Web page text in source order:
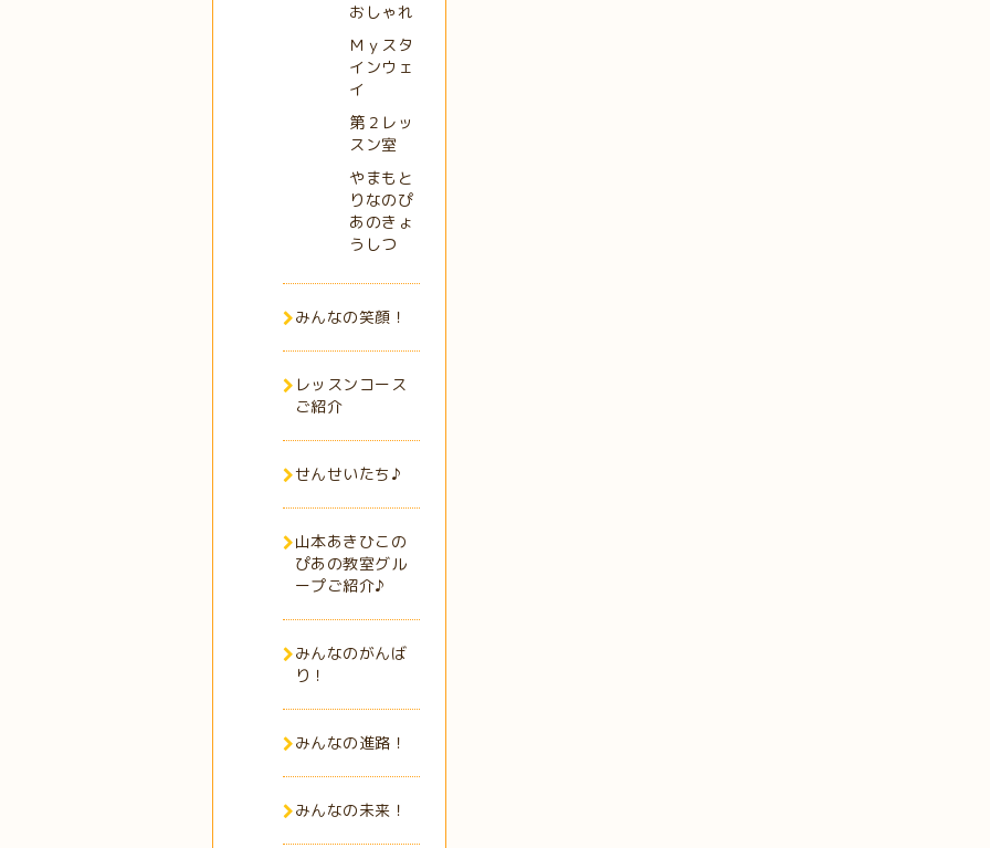
おしゃれ
Ｍｙスタ
インウェ
イ
第２レッ
スン室
やまもと
りなのぴ
あのきょ
うしつ
みんなの笑顔！
レッスンコース
ご紹介
せんせいたち♪
山本あきひこの
ぴあの教室グル
ープご紹介♪
みんなのがんば
り！
みんなの進路！
みんなの未来！